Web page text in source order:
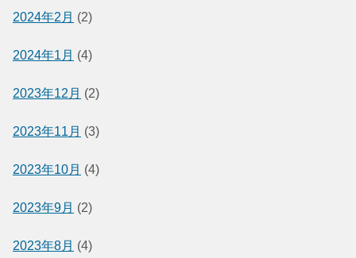
2024年2月 (2)
2024年1月 (4)
2023年12月 (2)
2023年11月 (3)
2023年10月 (4)
2023年9月 (2)
2023年8月 (4)